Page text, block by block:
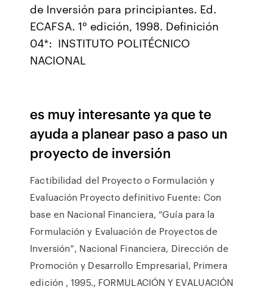
de Inversión para principiantes. Ed.
ECAFSA. 1° edición, 1998. Definición
04*: INSTITUTO POLITÉCNICO
NACIONAL
es muy interesante ya que te
ayuda a planear paso a paso un
proyecto de inversión
Factibilidad del Proyecto o Formulación y
Evaluación Proyecto definitivo Fuente: Con
base en Nacional Financiera, “Guía para la
Formulación y Evaluación de Proyectos de
Inversión”, Nacional Financiera, Dirección de
Promoción y Desarrollo Empresarial, Primera
edición , 1995., FORMULACIÓN Y EVALUACIÓN